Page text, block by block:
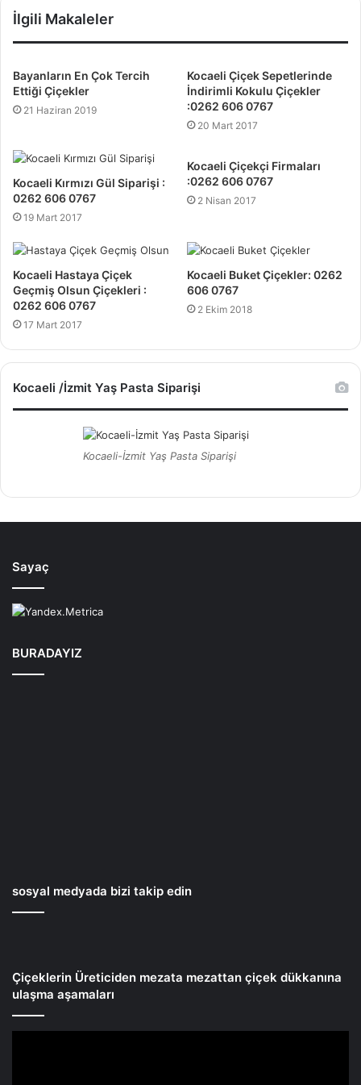
e
s
i
İlgili Makaleler
Bayanların En Çok Tercih
Ettiği Çiçekler
21 Haziran 2019
Kocaeli Çiçek Sepetlerinde
İndirimli Kokulu Çiçekler
:0262 606 0767
20 Mart 2017
Kocaeli Kırmızı Gül Siparişi :
0262 606 0767
19 Mart 2017
Kocaeli Çiçekçi Firmaları
:0262 606 0767
2 Nisan 2017
Kocaeli Hastaya Çiçek
Geçmiş Olsun Çiçekleri :
0262 606 0767
17 Mart 2017
Kocaeli Buket Çiçekler: 0262
606 0767
2 Ekim 2018
Kocaeli /İzmit Yaş Pasta Siparişi
Kocaeli-İzmit Yaş Pasta Siparişi
Sayaç
BURADAYIZ
sosyal medyada bizi takip edin
Çiçeklerin Üreticiden mezata mezattan çiçek dükkanına
ulaşma aşamaları